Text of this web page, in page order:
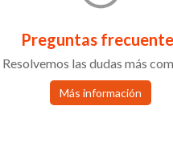
Preguntas
Resolvemos las dudas más
Más información